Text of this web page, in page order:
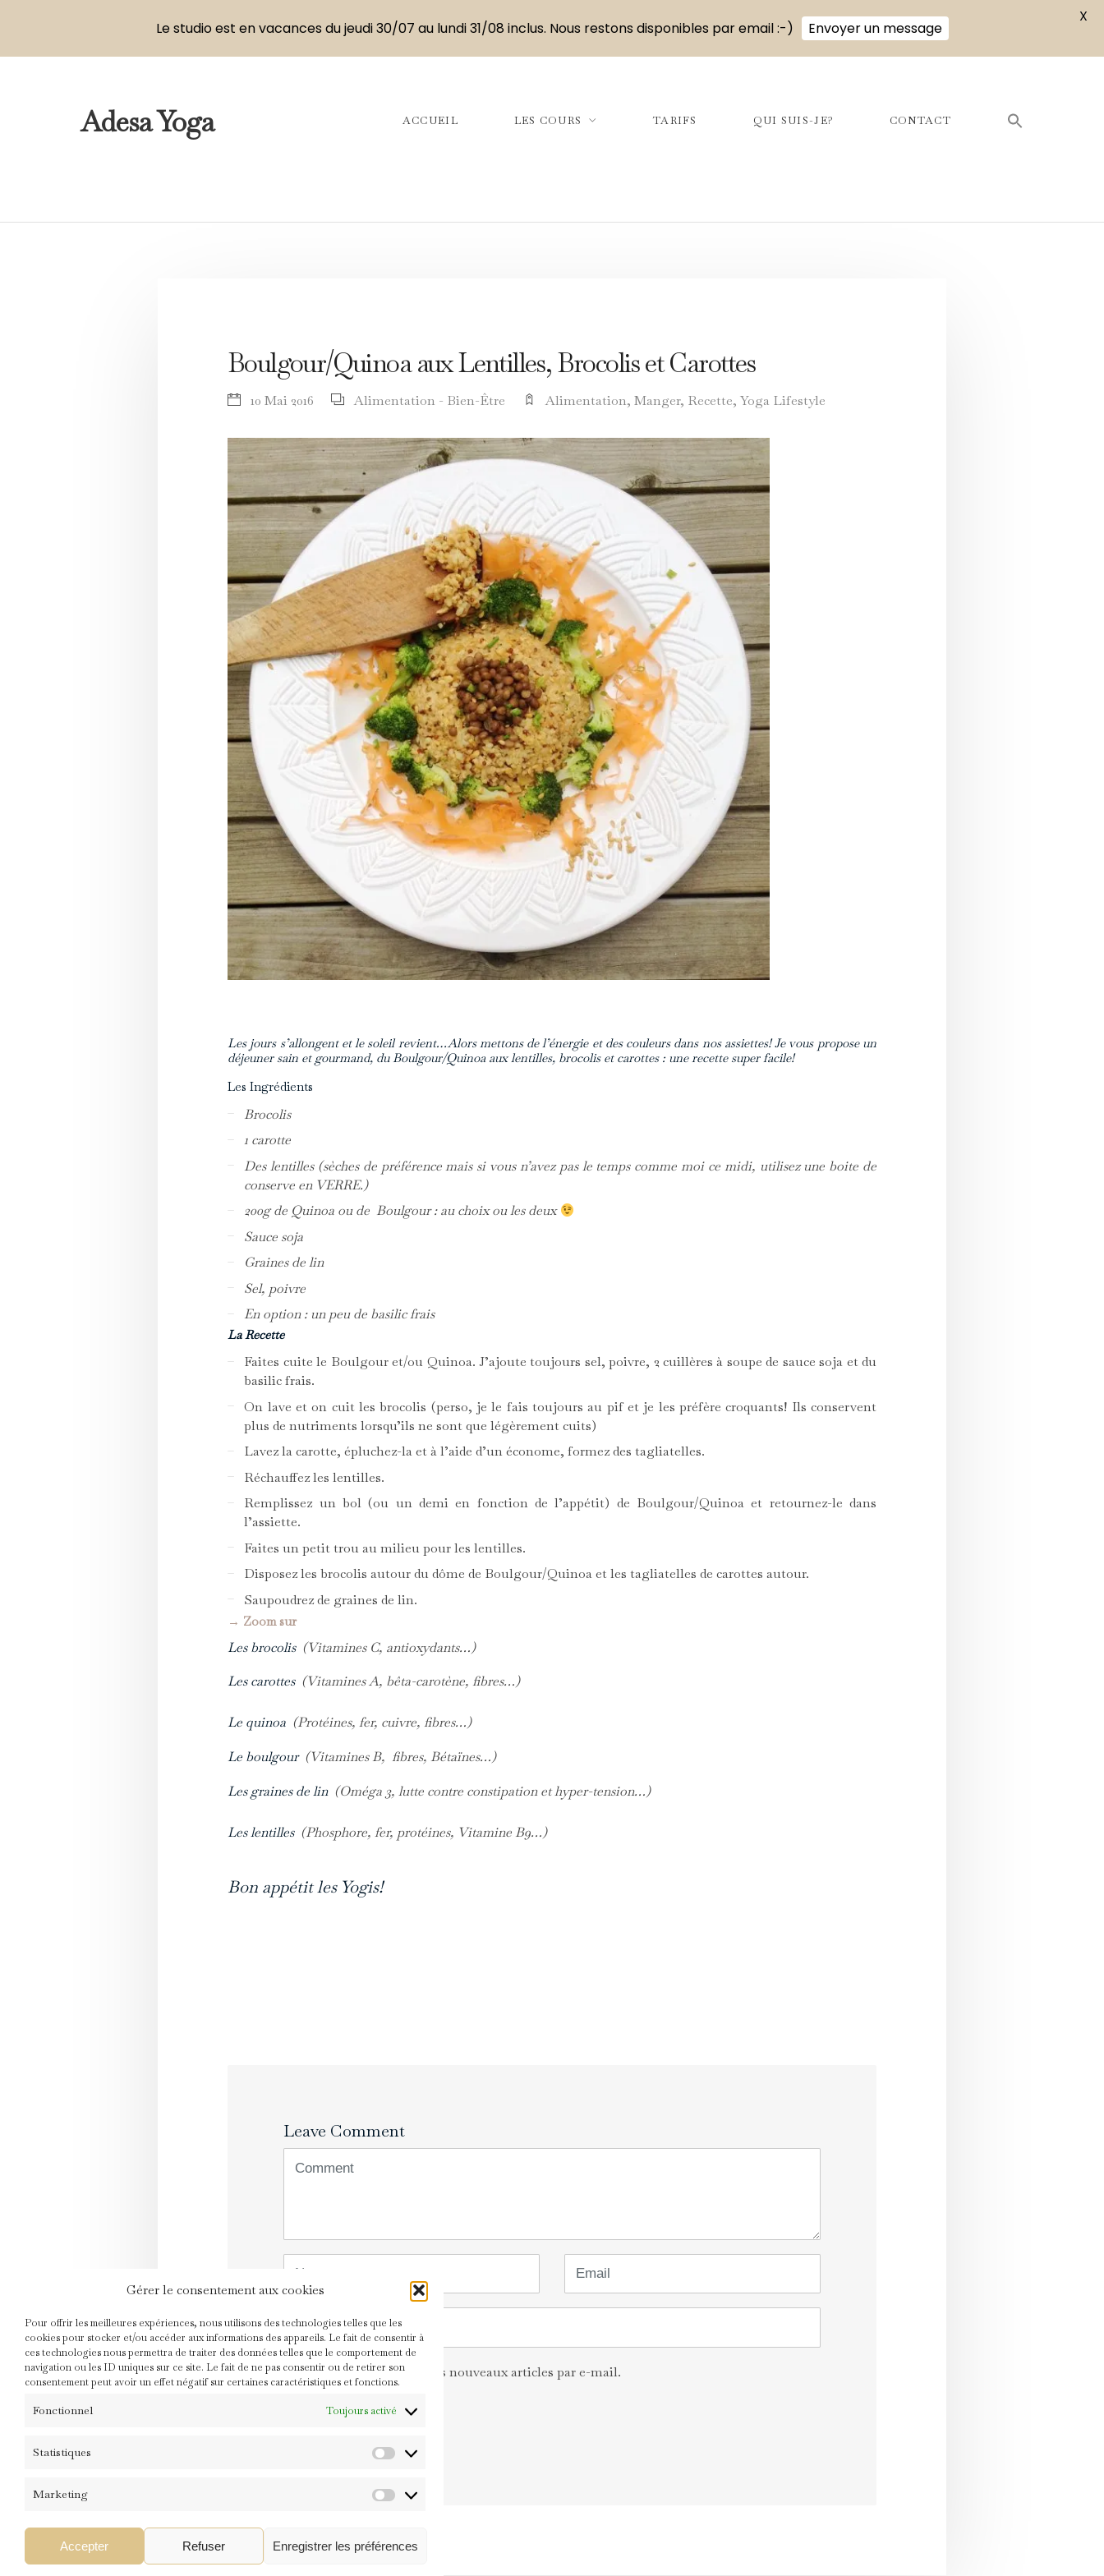
Gérer le consentement aux cookies
Pour offrir les meilleures expériences, nous utilisons des technologies telles que les
cookies pour stocker et/ou accéder aux informations des appareils. Le fait de consentir à
ces technologies nous permettra de traiter des données telles que le comportement de
navigation ou les ID uniques sur ce site. Le fait de ne pas consentir ou de retirer son
consentement peut avoir un effet négatif sur certaines caractéristiques et fonctions.
Fonctionnel Toujours activé
Statistiques
Statistiques
Marketing
Marketing
Accepter Refuser Enregistrer les préférences
Adesa Yoga ACCUEIL LES COURS TARIFS QUI SUIS-JE? CONTACT
Boulgour/Quinoa aux Lentilles, Brocolis et Carottes
10 Mai 2016 Alimentation - Bien-Être Alimentation, Manger, Recette, Yoga Lifestyle
Les jours s’allongent et le soleil revient…Alors mettons de l’énergie et des couleurs dans nos assiettes! Je vous propose un
déjeuner sain et gourmand, du Boulgour/Quinoa aux lentilles, brocolis et carottes : une recette super facile!
Les Ingrédients
Brocolis
1 carotte
Des lentilles (sèches de préférence mais si vous n’avez pas le temps comme moi ce midi, utilisez une boite de
conserve en VERRE.)
200g de Quinoa ou de Boulgour : au choix ou les deux
Sauce soja
Graines de lin
Sel, poivre
En option : un peu de basilic frais
La Recette
Faites cuite le Boulgour et/ou Quinoa. J’ajoute toujours sel, poivre, 2 cuillères à soupe de sauce soja et du
basilic frais.
On lave et on cuit les brocolis (perso, je le fais toujours au pif et je les préfère croquants! Ils conservent
plus de nutriments lorsqu’ils ne sont que légèrement cuits)
Lavez la carotte, épluchez-la et à l’aide d’un économe, formez des tagliatelles.
Réchauffez les lentilles.
Remplissez un bol (ou un demi en fonction de l’appétit) de Boulgour/Quinoa et retournez-le dans
l’assiette.
Faites un petit trou au milieu pour les lentilles.
Disposez les brocolis autour du dôme de Boulgour/Quinoa et les tagliatelles de carottes autour.
Saupoudrez de graines de lin.
→ Zoom sur
Les brocolis(Vitamines C, antioxydants…)
Les carottes(Vitamines A, bêta-carotène, fibres…)
Le quinoa (Protéines, fer, cuivre, fibres…)
Le boulgour(Vitamines B, fibres, Bétaïnes…)
Les graines de lin(Oméga 3, lutte contre constipation et hyper-tension…)
Les lentilles(Phosphore, fer, protéines, Vitamine B9…)
Bon appétit les Yogis!
Leave Comment
Website
Prévenez-moi de tous les nouveaux articles par e-mail.
Le studio est en vacances du jeudi 30/07 au lundi 31/08 inclus. Nous restons disponibles par email :-) Envoyer un message
X